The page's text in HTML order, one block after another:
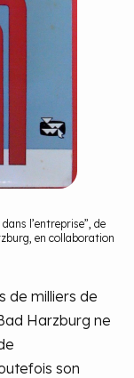
l’entreprise”, de
en collaboration
de milliers de
Harzburg ne
son